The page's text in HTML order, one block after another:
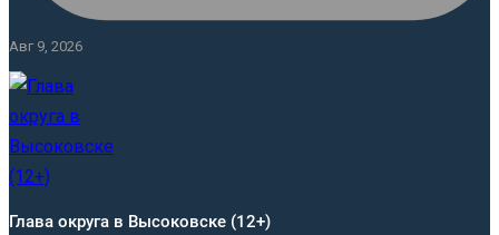
Авг 9, 2026
Глава округа в Высоковске (12+)